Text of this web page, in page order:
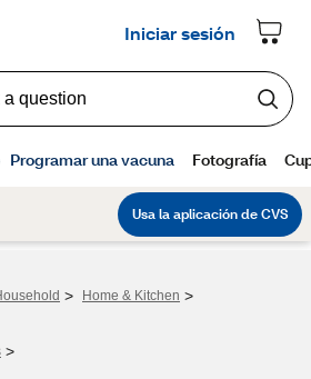
> Home & Kitchen >
>